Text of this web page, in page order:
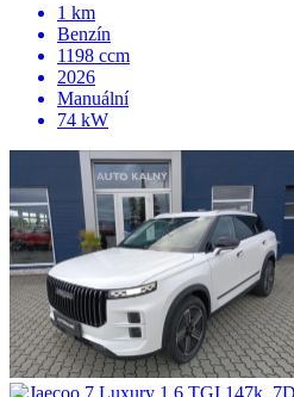
1 km
Benzín
1198 ccm
2026
Manuální
74 kW